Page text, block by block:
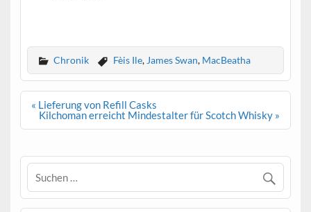
Chronik Fèis Ile, James Swan, MacBeatha
Beitrags-
Navigation
« Lieferung von Refill Casks
Kilchoman erreicht Mindestalter für Scotch Whisky »